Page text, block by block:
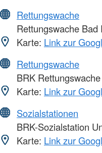
Rettungswache
Rettungswache Bad
Karte: Link zur
Rettungswache
BRK
Karte: Link zur
Sozialstationen
BRK-Sozialstation
Karte: Link zur